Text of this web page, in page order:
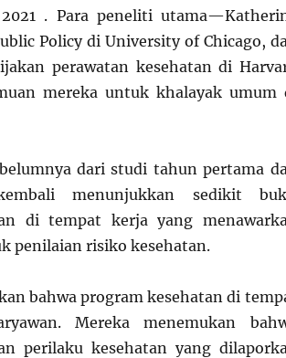
. Para peneliti
Policy di University of Chicago,
perawatan kesehatan di
mereka untuk khalayak umum
dari studi tahun pertama
menunjukkan sedikit
di tempat kerja yang
penilaian risiko kesehatan.
bahwa program kesehatan di
Mereka menemukan
perilaku kesehatan yang